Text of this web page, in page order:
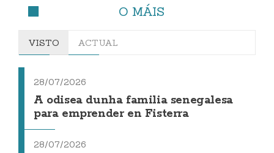
O MÁIS
VISTO ACTUAL
28/07/2026
A odisea dunha familia senegalesa
para emprender en Fisterra
28/07/2026